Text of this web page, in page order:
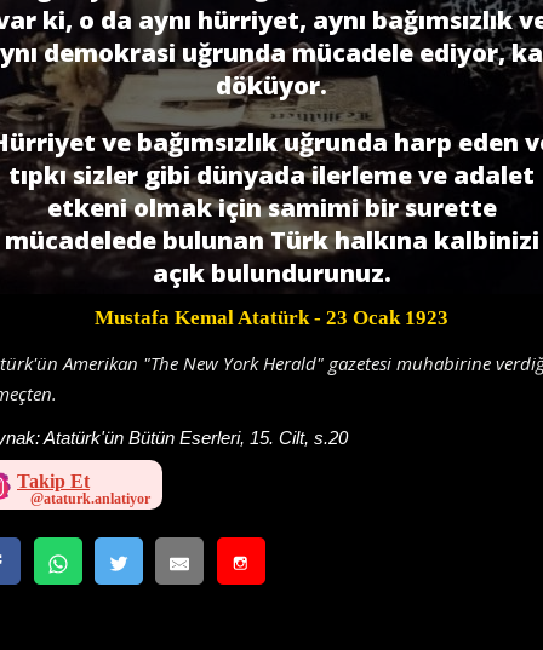
ki, o da aynı hürriyet, aynı bağımsızlık
demokrasi uğrunda mücadele ediyor,
döküyor.
ve bağımsızlık uğrunda harp eden
tıpkı sizler gibi dünyada ilerleme ve adalet
etkeni olmak için samimi bir surette
mücadelede bulunan Türk halkına kalbinizi
açık bulundurunuz.
Mustafa Kemal Atatürk - 23 Ocak 1923
Amerikan "The New York Herald" gazetesi muhabirine
Atatürk'ün Bütün Eserleri, 15. Cilt, s.20
Takip Et